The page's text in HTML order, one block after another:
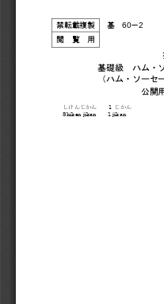
禁転載複製 基 60－2
閲覧用
基礎級
ハム・
（ハム・ソーセ
公開
しけんじかん 1 じかん
Shiken jikan
1 jikan